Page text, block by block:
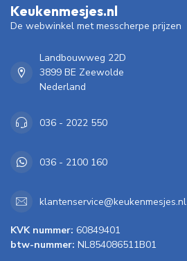
Keukenmesjes.nl
De webwinkel met messcherpe prijzen
Landbouwweg 22D
3899 BE Zeewolde
Nederland
036 - 2022 550
036 - 2100 160
klantenservice@keukenmesjes.nl
KVK nummer: 60849401
btw-nummer: NL854086511B01